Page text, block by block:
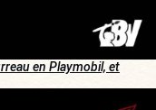
en Playmobil, et